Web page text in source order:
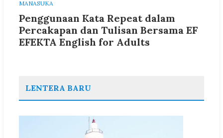
MANASUKA
Penggunaan Kata Repeat dalam
Percakapan dan Tulisan Bersama EF
EFEKTA English for Adults
LENTERA BARU